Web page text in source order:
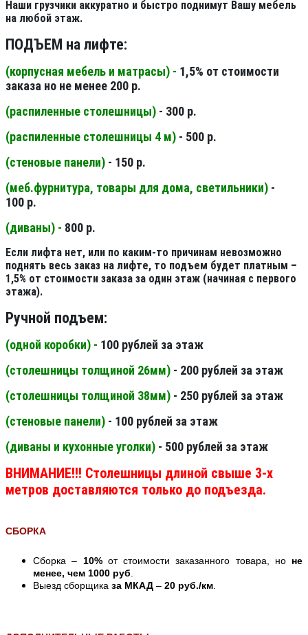
Наши грузчики аккуратно и быстро поднимут Вашу мебель
на любой этаж.
ПОДЪЕМ на лифте:
(корпусная мебель и матрасы) - 1,5% от стоимости
заказа но не менее 200 р.
(распиленные столешницы) - 300 р.
(распиленные столешницы 4 м) - 500 р.
(стеновые панели) - 150 р.
(меб.фурнитура, товары для дома, светильники) -
100 р.
(диваны) - 800 р.
Если лифта нет, или по каким-то причинам невозможно
поднять весь заказ на лифте, то подъем будет платным –
1,5% от стоимости заказа за один этаж (начиная с первого
этажа).
Ручной подъем:
(одной коробки) - 100 рублей за этаж
(столешницы толщиной 26мм) - 200 рублей за этаж
(столешницы толщиной 38мм) - 250 рублей за этаж
(стеновые панели) - 100 рублей за этаж
(диваны и кухонные уголки) - 500 рублей за этаж
ВНИМАНИЕ!!! Столешницы длиной свыше 3-х
метров доставляются только до подъезда.
СБОРКА
Сборка – 10%от стоимости заказанного товара, но не
менее, чем 1000 руб
Выезд сборщика за МКАД – 20 руб./км